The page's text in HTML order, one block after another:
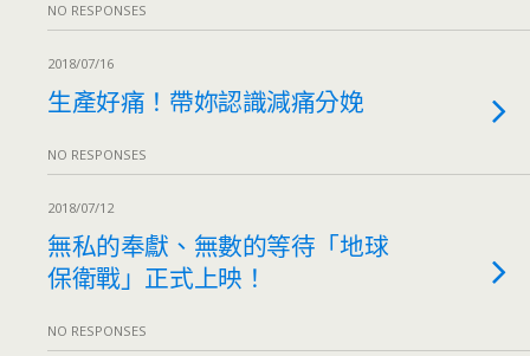
NO RESPONSES
2018/07/16
生產好痛！帶妳認識減痛分娩
NO RESPONSES
2018/07/12
無私的奉獻、無數的等待「地球
保衛戰」正式上映！
NO RESPONSES